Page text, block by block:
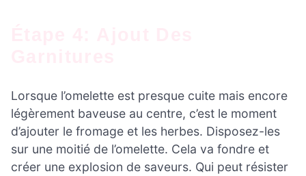
Lorsque l’omelette est presque cuite mais encore
légèrement baveuse au centre, c’est le moment
d’ajouter le fromage et les herbes. Disposez-les
sur une moitié de l’omelette. Cela va fondre et
créer une explosion de saveurs. Qui peut résister